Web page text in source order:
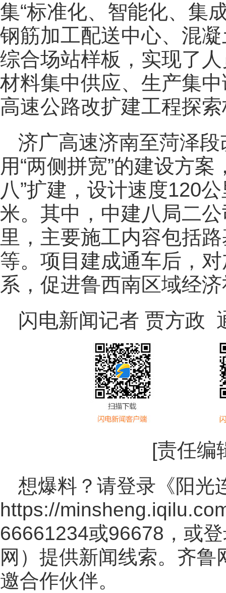
集“标准化、智能化、集
钢筋加工配送中心、混
综合场站样板，实现了
材料集中供应、生产集
高速公路改扩建工程探
济广高速济南至菏泽
用“两侧拼宽”的建设方
八”扩建，设计速度120
米。其中，中建八局二
里，主要施工内容包括
等。项目建成通车后，
系，促进鲁西南区域经
闪电新闻记者 贾方政
[责任编
想爆料？请登录《阳光
https://
66661234或96678，或
网 ）提供新闻线索。齐鲁
邀合作伙伴。